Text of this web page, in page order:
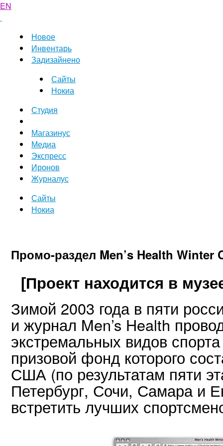
EN
Новое
Инвентарь
Задизайнено
Сайты
Нокиа
Студия
Магазинус
Медиа
Экспресс
Иронов
Журналус
Сайты
Нокиа
Промо-раздел Men’s Health Winter
[Проект находится в
Зимой 2003 года в пяти
и журнал Men’s Health
экстремальных видов
призовой фонд которого
США (по результатам пяти
Петербург, Сочи, Самара и
встретить лучших